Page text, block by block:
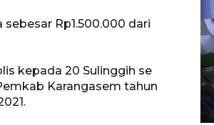
Rp1.500.000 dari
kepada 20 Sulinggih se
Karangasem tahun
maling ayam di
22:32